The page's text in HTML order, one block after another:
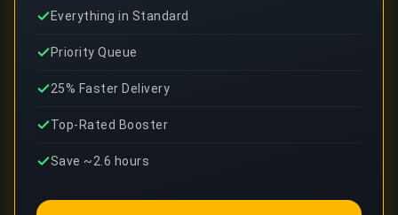
Everything in Standard
Priority Queue
25% Faster Delivery
Top-Rated Booster
Save ~2.6 hours